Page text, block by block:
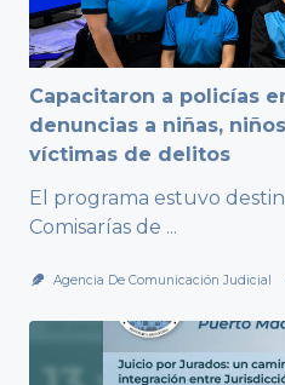
Capacitaron a policías
denuncias a niñas,
víctimas de delitos
El programa estuvo
Comisarías de ...
Agencia De Comunicación Judicial